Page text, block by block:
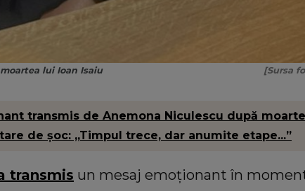
lui Ioan Isaiu [Sursa
transmis de Anemona Niculescu după
de șoc: „Timpul trece, dar anumite etape...”
transmis un mesaj emoționant în